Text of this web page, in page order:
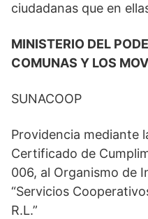
ciudadanas que en
MINISTERIO DEL
COMUNAS Y LOS
SUNACOOP
Providencia mediante
Certificado de
006, al Organismo de
“Servicios
R.L.”